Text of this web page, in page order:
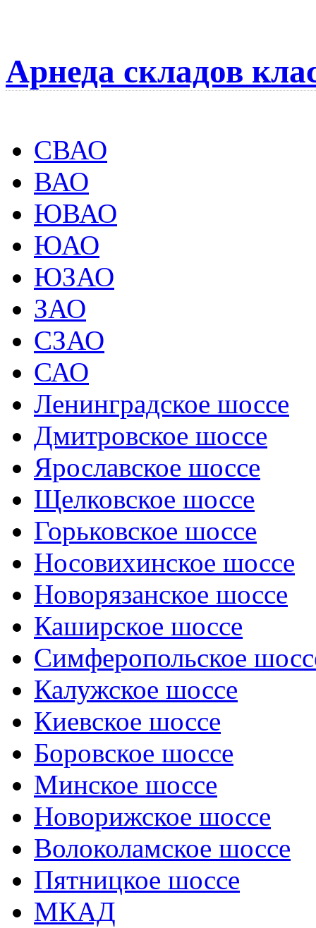
Арнеда складов
СВАО
ВАО
ЮВАО
ЮАО
ЮЗАО
ЗАО
СЗАО
САО
Ленинградское шоссе
Дмитровское шоссе
Ярославское шоссе
Щелковское шоссе
Горьковское шоссе
Носовихинское шоссе
Новорязанское шоссе
Каширское шоссе
Симферопольское
Калужское шоссе
Киевское шоссе
Боровское шоссе
Минское шоссе
Новорижское шоссе
Волоколамское шоссе
Пятницкое шоссе
МКАД